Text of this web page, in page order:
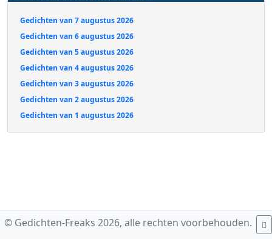
Gedichten van 7 augustus 2026
Gedichten van 6 augustus 2026
Gedichten van 5 augustus 2026
Gedichten van 4 augustus 2026
Gedichten van 3 augustus 2026
Gedichten van 2 augustus 2026
Gedichten van 1 augustus 2026
© Gedichten-Freaks 2026, alle rechten voorbehouden.